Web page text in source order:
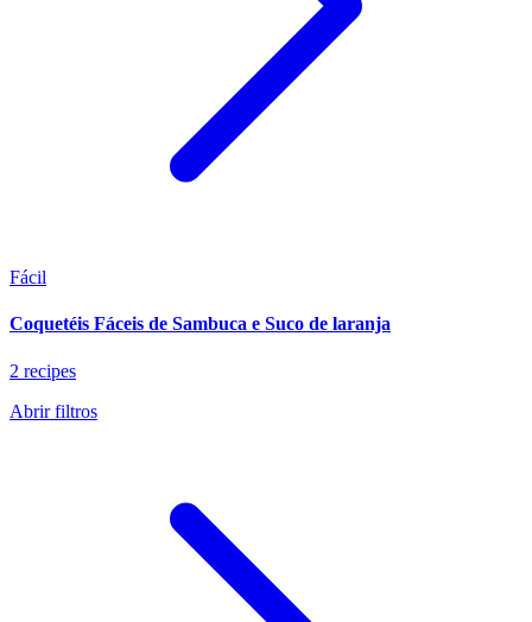
Fácil
Coquetéis Fáceis de Sambuca e Suco de laranja
2 recipes
Abrir filtros